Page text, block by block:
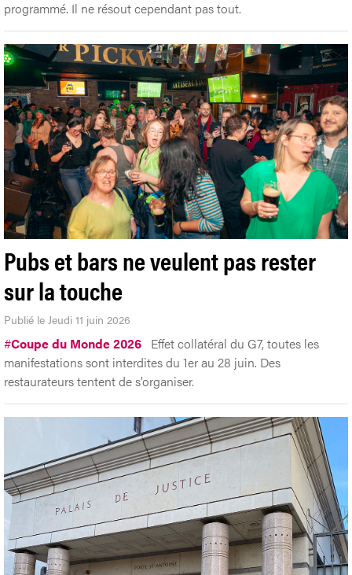
programmé. Il ne résout cependant pas tout.
Pubs et bars ne veulent pas rester
sur la touche
Publié le Jeudi 11 juin 2026
#Coupe du Monde 2026 Effet collatéral du G7, toutes les
manifestations sont interdites du 1er au 28 juin. Des
restaurateurs tentent de s’organiser.